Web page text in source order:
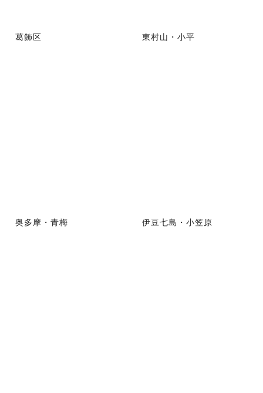
葛飾区 東村山・小平
奥多摩・青梅 伊豆七島・小笠原